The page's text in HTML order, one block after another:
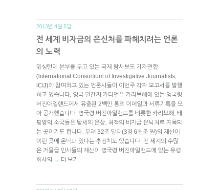
2013년 4월 5일.
전 세계 비자금의 은신처를 파헤치려는 언론
의 노력
워싱턴에 본부를 두고 있는 국제 탐사보도 기자연합
(International Consortium of Investigative Journalists,
ICIJ)에 참여하고 있는 언론사들이 이번주 각자 보고서를 발행
하고 있습니다. 영국 일간지 가디언은 카리브해에 있는 영국령
버진아일랜드에서 유출된 2백만 통의 이메일과 서류기록을 모
아 공개했습니다. 영국령 버진아일랜드를 비롯한 카리브해, 태
평양의 소국들은 탈세의 온상, 최적의 비자금 은닉처로 지목되
는 곳이기도 합니다. 무려 32조 달러(3경 6천조 원)의 재산이
이런 곳에 은닉돼 있다는 추정치도 있습니다. 전 세계의 수많
은 거물급 인사들의 재산이 영국령 버진아일랜드에 있는 유령
회사의
→ 더 보기